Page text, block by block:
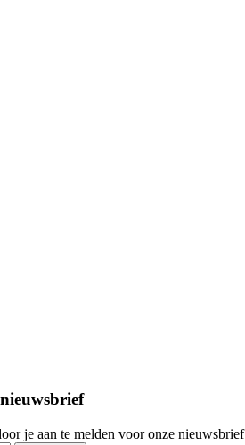
je aan te melden voor onze nieuwsbrief